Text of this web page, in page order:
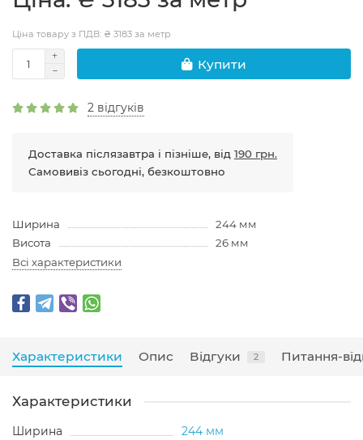
Ціна товару з ПДВ: ₴ 3183 за метр
Купити
2 відгуків
Доставка післязавтра і пізніше, від 190 грн.
Самовивіз сьогодні, безкоштовно
Ширина
244 мм
Висота
26 мм
Всі характеристики
Характеристики Опис Відгуки 2 Питання-
Характеристики
Ширина
244 мм